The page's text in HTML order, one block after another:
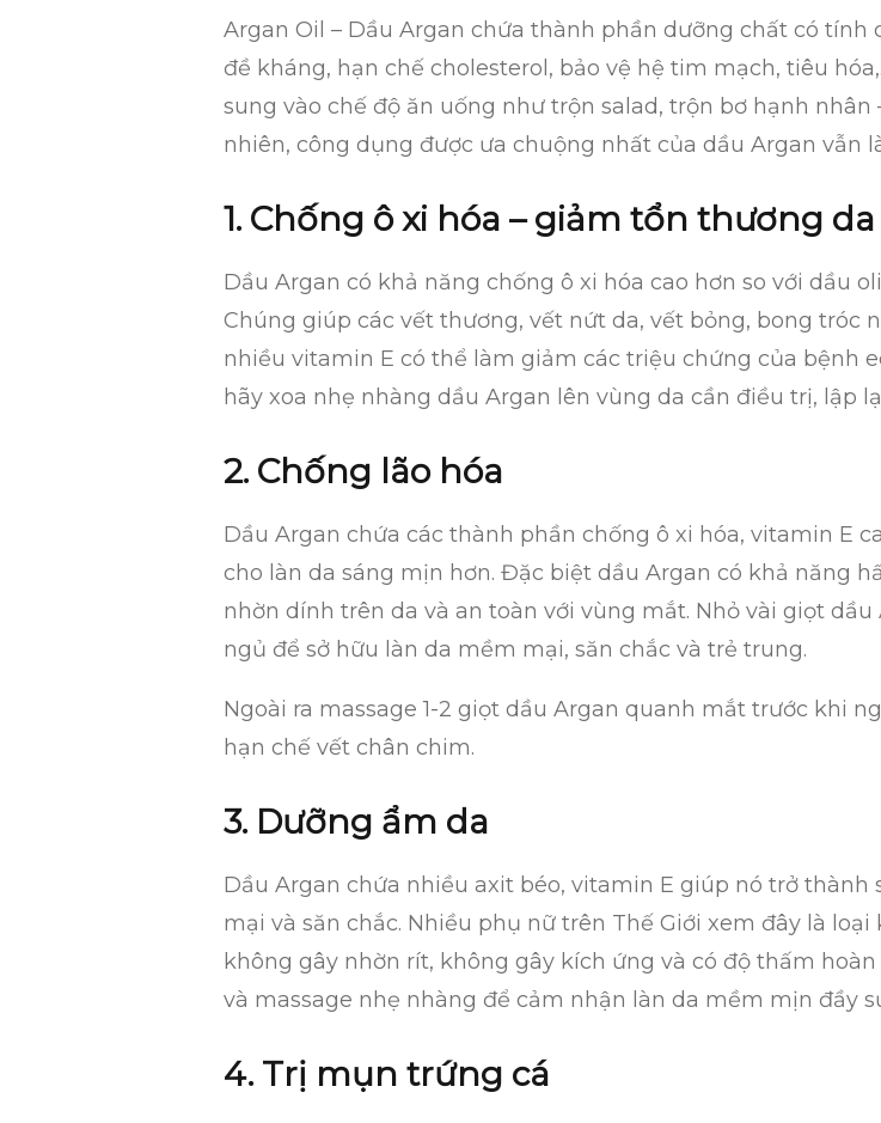
Argan Oil – Dầu Argan chứa thành phần dưỡng chất có
đề kháng, hạn chế cholesterol, bảo vệ hệ tim mạch, tiêu
sung vào chế độ ăn uống như trộn salad, trộn bơ hạnh
nhiên, công dụng được ưa chuộng nhất của dầu Argan vẫn
1. Chống ô xi hóa – giảm tổn thương da
Dầu Argan có khả năng chống ô xi hóa cao hơn so với dầu
Chúng giúp các vết thương, vết nứt da, vết bỏng, bong tróc
nhiều vitamin E có thể làm giảm các triệu chứng của bệnh
hãy xoa nhẹ nhàng dầu Argan lên vùng da cần điều trị, lập
2. Chống lão hóa
Dầu Argan chứa các thành phần chống ô xi hóa, vitamin E
cho làn da sáng mịn hơn. Đặc biệt dầu Argan có khả năng
nhờn dính trên da và an toàn với vùng mắt. Nhỏ vài giọt
ngủ để sở hữu làn da mềm mại, săn chắc và trẻ trung.
Ngoài ra massage 1-2 giọt dầu Argan quanh mắt trước khi
hạn chế vết chân chim.
3. Dưỡng ẩm da
Dầu Argan chứa nhiều axit béo, vitamin E giúp nó trở
mại và săn chắc. Nhiều phụ nữ trên Thế Giới xem đây là
không gây nhờn rít, không gây kích ứng và có độ thấm
và massage nhẹ nhàng để cảm nhận làn da mềm mịn đầy
4. Trị mụn trứng cá